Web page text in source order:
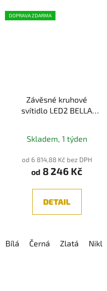
DOPRAVA ZDARMA
Závěsné kruhové
svítidlo LED2 BELLA
Skladem, 1 týden
od 6 814,88 Kč bez DPH
od 8 246 Kč
DETAIL
Bílá Černá Zlatá Nikl